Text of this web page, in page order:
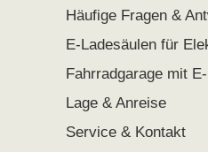
Häufige Fragen &
E-Ladesäulen für
Fahrradgarage mit
Lage & Anreise
Service & Kontakt